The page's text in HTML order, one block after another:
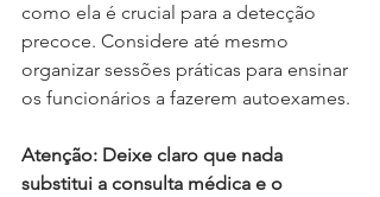
como ela é crucial para a detecção
precoce. Considere até mesmo
organizar sessões práticas para ensinar
os funcionários a fazerem autoexames.
Atenção: Deixe claro que nada
substitui a consulta médica e o